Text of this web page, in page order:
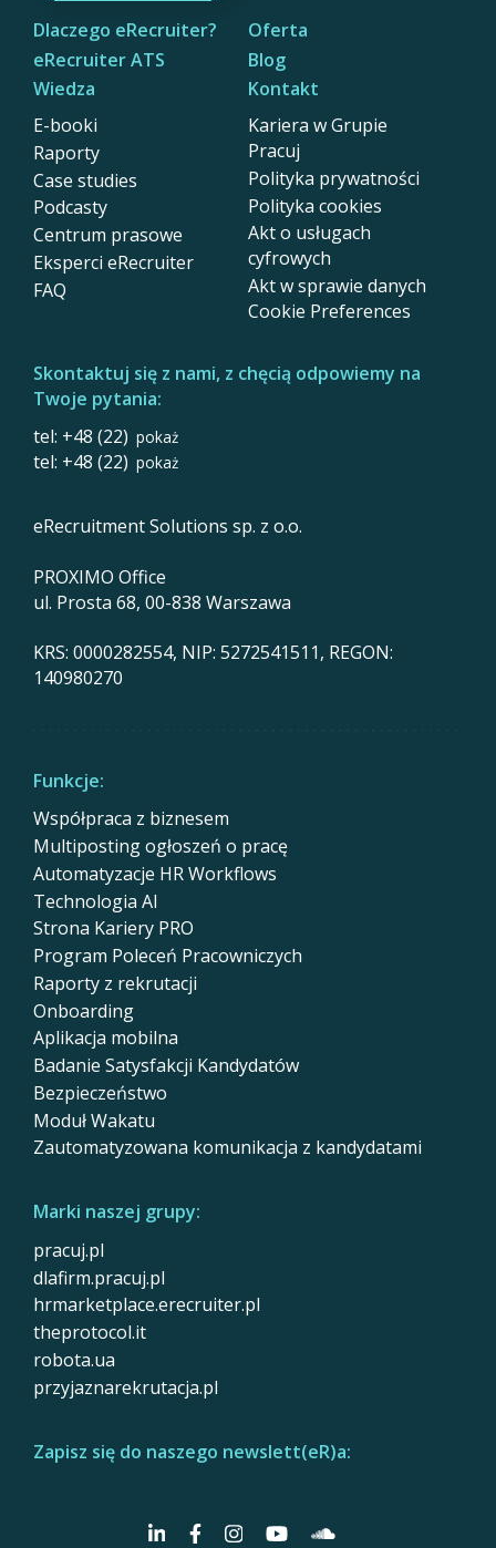
Dlaczego eRecruiter?
eRecruiter ATS
Wiedza
E-booki
Raporty
Case studies
Podcasty
Centrum prasowe
Eksperci eRecruiter
FAQ
Oferta
Blog
Kontakt
Kariera w Grupie
Pracuj
Polityka prywatności
Polityka cookies
Akt o usługach
cyfrowych
Akt w sprawie danych
Cookie Preferences
Skontaktuj się z nami, z chęcią odpowiemy na
Twoje pytania:
tel: +48 (22) pokaż
tel: +48 (22) pokaż
eRecruitment Solutions sp. z o.o.
PROXIMO Office
ul. Prosta 68, 00-838 Warszawa
KRS: 0000282554, NIP: 5272541511, REGON:
140980270
Funkcje:
Współpraca z biznesem
Multiposting ogłoszeń o pracę
Automatyzacje HR Workflows
Technologia AI
Strona Kariery PRO
Program Poleceń Pracowniczych
Raporty z rekrutacji
Onboarding
Aplikacja mobilna
Badanie Satysfakcji Kandydatów
Bezpieczeństwo
Moduł Wakatu
Zautomatyzowana komunikacja z kandydatami
Marki naszej grupy:
pracuj.pl
dlafirm.pracuj.pl
hrmarketplace.erecruiter.pl
theprotocol.it
robota.ua
przyjaznarekrutacja.pl
Zapisz się do naszego newslett(eR)a: